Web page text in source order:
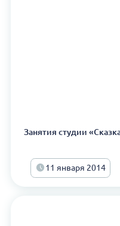
Занятия студии
11 января 2014